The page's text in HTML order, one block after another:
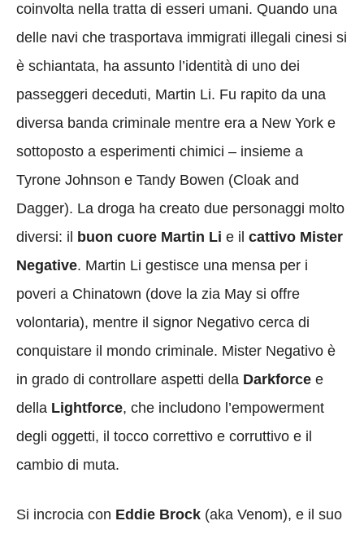
coinvolta nella tratta di esseri umani. Quando una
delle navi che trasportava immigrati illegali cinesi si
è schiantata, ha assunto l’identità di uno dei
passeggeri deceduti, Martin Li. Fu rapito da una
diversa banda criminale mentre era a New York e
sottoposto a esperimenti chimici – insieme a
Tyrone Johnson e Tandy Bowen (Cloak and
Dagger). La droga ha creato due personaggi molto
diversi: il
buon cuore Martin Li e il cattivo Mister
Negative. Martin Li gestisce una mensa per i
poveri a Chinatown (dove la zia May si offre
volontaria), mentre il signor Negativo cerca di
conquistare il mondo criminale. Mister Negativo è
in grado di controllare aspetti della Darkforce e
della Lightforce, che includono l’empowerment
degli oggetti, il tocco correttivo e corruttivo e il
cambio di muta.
Si incrocia con Eddie Brock (aka Venom), e il suo